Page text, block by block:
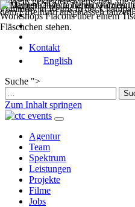
Kontakt
English
Suche ">
Zum Inhalt springen
Hauptnavigation
Agentur
Team
Spektrum
Leistungen
Projekte
Filme
Jobs